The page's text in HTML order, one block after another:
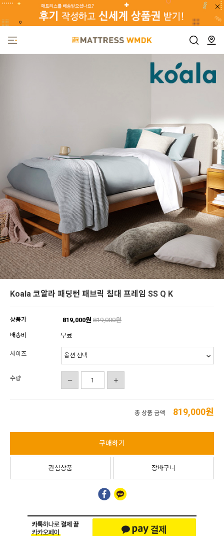
Koala 코알라 패딩턴 패브릭 침대 프레임 SS Q K
상품가 819,000원 819,000원
배송비 무료
사이즈
수량
총 상품 금액 819,000원
구매하기
관심상품 장바구니